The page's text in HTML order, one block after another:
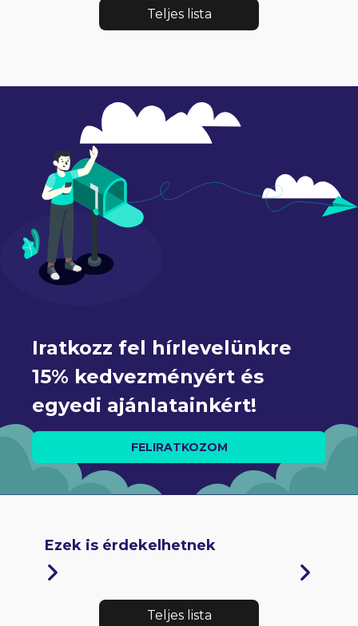
Teljes lista
Iratkozz fel hírlevelünkre
15% kedvezményért és
egyedi ajánlatainkért!
FELIRATKOZOM
Ezek is érdekelhetnek
Teljes lista